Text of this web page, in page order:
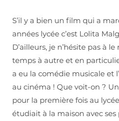
S’il y a bien un film qui a
années lycée c’est Lolita
D’ailleurs, je n’hésite pas à
temps à autre et en
a eu la comédie musicale et
au cinéma ! Que voit-on ?
pour la première fois au
étudiait à la maison avec